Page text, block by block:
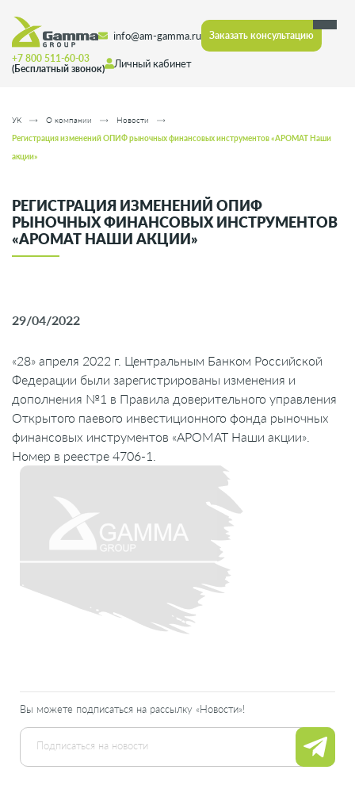
Личный кабинет
info@am-gamma.ru
+7 800 511-60-03
(Бесплатный звонок)
Заказать консультацию
УК О компании Новости
Регистрация изменений ОПИФ рыночных финансовых инструментов «АРОМАТ Наши
акции»
РЕГИСТРАЦИЯ ИЗМЕНЕНИЙ ОПИФ
РЫНОЧНЫХ ФИНАНСОВЫХ ИНСТРУМЕНТОВ
«АРОМАТ НАШИ АКЦИИ»
Вы можете подписаться на рассылку «Новости»!
29/04/2022
«28» апреля 2022 г. Центральным Банком Российской
Федерации были зарегистрированы изменения и
дополнения №1 в Правила доверительного управления
Открытого паевого инвестиционного фонда рыночных
финансовых инструментов «АРОМАТ Наши акции».
Номер в реестре 4706-1.